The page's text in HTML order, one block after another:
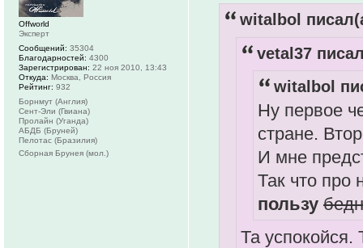
witalbol
vetal37
witalbol
Ну первое
стране.
И мне
Так что про
пользу
Та успокойся.
Offworld
Эксперт
Сообщений: 35304
Благодарностей: 4300
Зарегистрирован: 22 ноя 2010, 13:43
Откуда: Москва, Россия
Рейтинг: 932
Борнмут (Англия)
Сент-Эли (Гвиана)
Пролайн (Уганда)
АБДБ (Бруней)
Пелотас (Бразилия)
Сборная Брунея (мол.)